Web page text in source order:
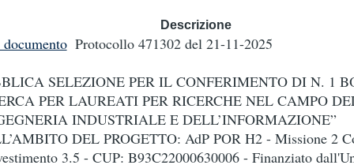
Descrizione
Protocollo 471302 del 21-11-2025
SELEZIONE PER IL CONFERIMENTO DI N. 1
PER LAUREATI PER RICERCHE NEL CAMPO
INDUSTRIALE E DELL’INFORMAZIONE”
DEL PROGETTO: AdP POR H2 - Missione 2
3.5 - CUP: B93C22000630006 - Finanziato